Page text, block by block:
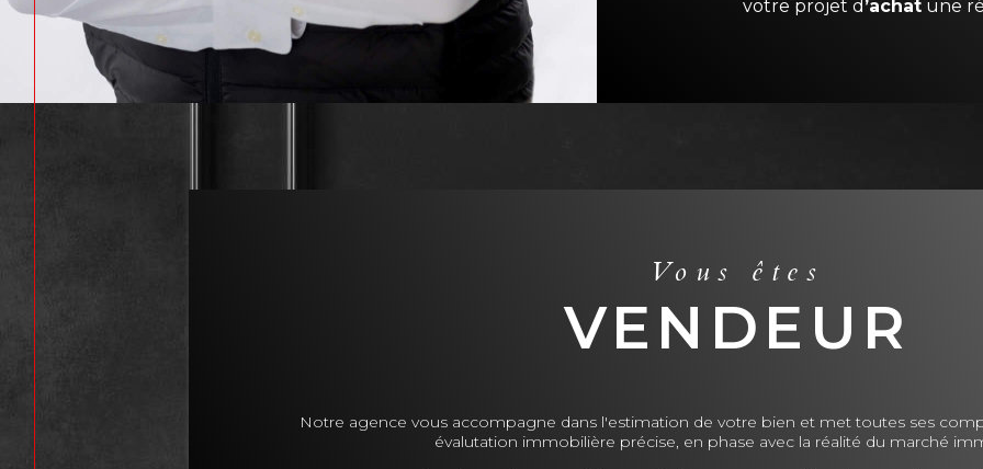
votre projet d ’achat une
puissiez prendre des
CONTACTEZ-
PROJETS
un rendez-vous.
Vous êtes
VENDEUR
Notre agence vous accompagne dans l'estimation de votre bien et met toutes ses
évalutation immobilière précise, en phase avec la réalité du marché